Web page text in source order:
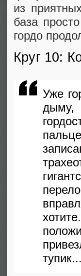
из
база
гордо
Круг 10:
Уже
дыму,